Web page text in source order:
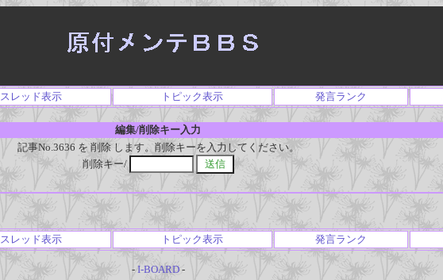
スレッド表示 トピック表示 発言ランク
編集/削除キー入力
記事No.3636 を 削除 します。削除キーを入力してください。
削除キー/
スレッド表示 トピック表示 発言ランク
- I-BOARD-